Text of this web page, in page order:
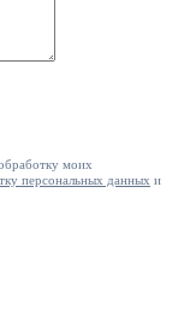
моих
персональных данных и